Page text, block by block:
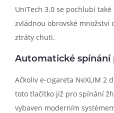
UniTech 3.0 se pochlubí
zvládnou obrovské množství
ztráty chuti.
Automatické spínání
Ačkoliv e-cigareta NeXLIM 2
toto tlačítko již pro spínání
vybaven moderním